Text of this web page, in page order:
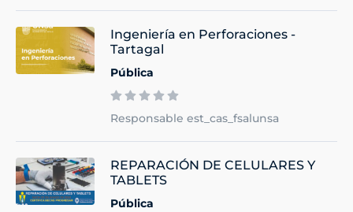
Ingeniería en Perforaciones -
Tartagal
Pública
Responsable est_cas_fsalunsa
REPARACIÓN DE CELULARES Y
TABLETS
Pública